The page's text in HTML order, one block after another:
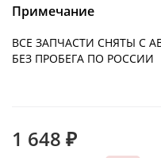
Примечание
ВСЕ ЗАПЧАСТИ СНЯТЫ С
БЕЗ ПРОБЕГА ПО РОССИИ
1 648 ₽